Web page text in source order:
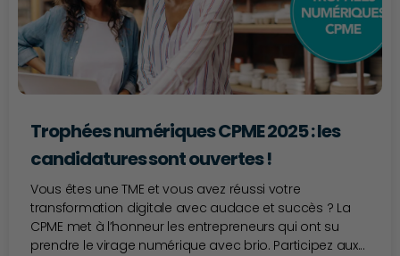
Trophées numériques CPME 2025 : les
candidatures sont ouvertes !
Vous êtes une TME et vous avez réussi votre
transformation digitale avec audace et succès ? La
CPME met à l’honneur les entrepreneurs qui ont su
prendre le virage numérique avec brio. Participez aux...